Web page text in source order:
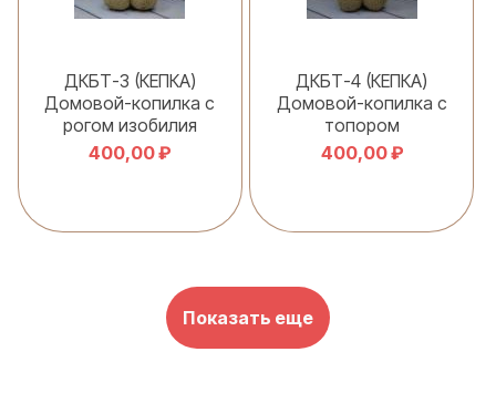
ДКБТ-3 (КЕПКА)
Домовой-копилка с
рогом изобилия
400,00 ₽
ДКБТ-4 (КЕПКА)
Домовой-копилка с
топором
400,00 ₽
Показать еще